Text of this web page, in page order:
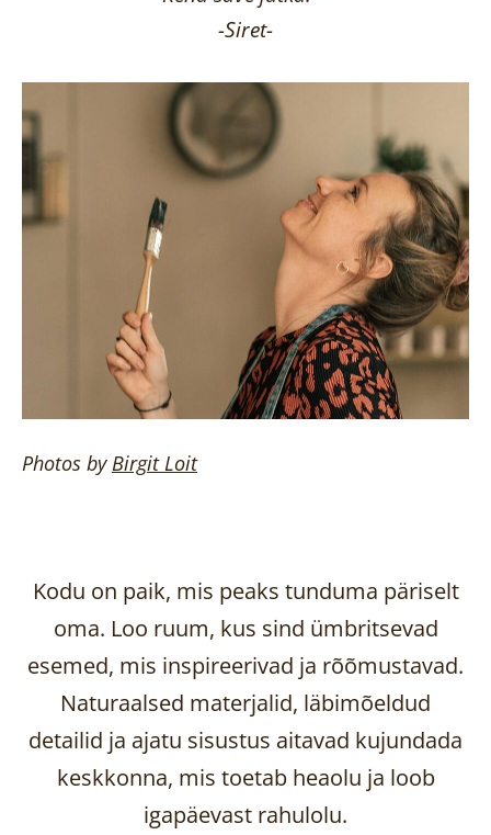
-Siret-
Photos byBirgitLoit
Kodu on paik, mis peaks tunduma päriselt
oma. Loo ruum, kus sind ümbritsevad
esemed, mis inspireerivad ja rõõmustavad.
Naturaalsed materjalid, läbimõeldud
detailid ja ajatu sisustus aitavad kujundada
keskkonna, mis toetab heaolu ja loob
igapäevast rahulolu.